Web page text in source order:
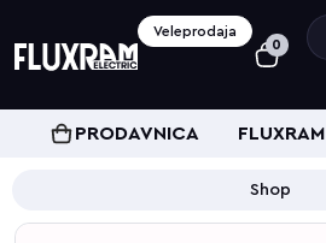
Veleprodaja
0
PRODAVNICA FLUXRAM
Shop